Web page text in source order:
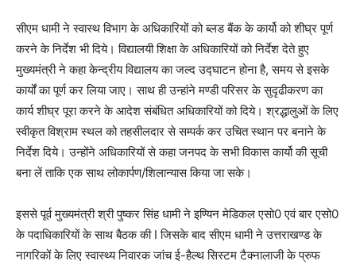
सीएम धामी ने स्वास्थ विभाग के अधिकारियों को ब्लड बैंक के कार्यो को शीघ्र पूर्ण
करने के निर्देश भी दिये। विद्यालयी शिक्षा के अधिकारियों को निर्देश देते हुए
मुख्यमंत्री ने कहा केन्द्रीय विद्यालय का जल्द उद्घाटन होना है, समय से इसके
कार्यों का पूर्ण कर लिया जाए। साथ ही उन्हांने मण्डी परिसर के सुदृढीकरण का
कार्य शीघ्र पूरा करने के आदेश संबंधित अधिकारियों को दिये। श्रद्धालुओं के लिए
स्वीकृत विश्राम स्थल को तहसीलदार से सम्पर्क कर उचित स्थान पर बनाने के
निर्देश दिये। उन्होंने अधिकारियों से कहा जनपद के सभी विकास कार्यो की सूची
बना लें ताकि एक साथ लोकार्पण/शिलान्यास किया जा सके।
इससे पूर्व मुख्यमंत्री श्री पुष्कर सिंह धामी ने इण्यिन मेडिकल एसो0 एवं बार एसो0
के पदाधिकारियों के साथ बैठक की I जिसके बाद सीएम धामी ने उत्तराखण्ड के
नागरिकों के लिए स्वास्थ्य निवारक जांच ई-हैल्थ सिस्टम टैक्नालाजी के प्रुफ